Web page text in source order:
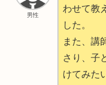
男性
わせて教
した。
また、講
さり、子
けてみた